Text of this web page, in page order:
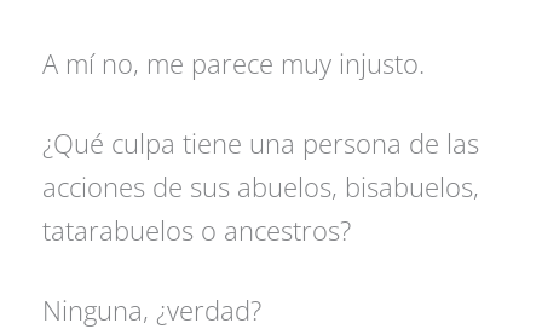
A mí no, me parece muy injusto.
¿Qué culpa tiene una persona de las
acciones de sus abuelos, bisabuelos,
tatarabuelos o ancestros?
Ninguna, ¿verdad?